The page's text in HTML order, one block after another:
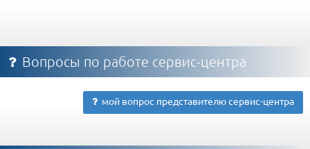
Вопросы по работе сервис-центра
мой вопрос представителю сервис-центра